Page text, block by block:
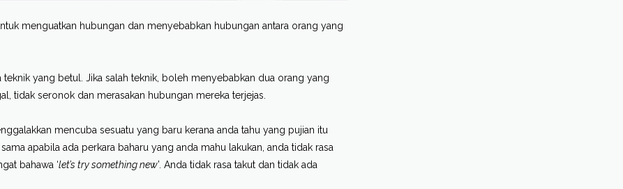
menguatkan hubungan dan menyebabkan hubungan antara orang yang
yang betul. Jika salah teknik, boleh menyebabkan dua orang yang
tidak seronok dan merasakan hubungan mereka terjejas.
mencuba sesuatu yang baru kerana anda tahu yang pujian itu
apabila ada perkara baharu yang anda mahu lakukan, anda tidak rasa
bahawa ‘let’s try something new’. Anda tidak rasa takut dan tidak ada